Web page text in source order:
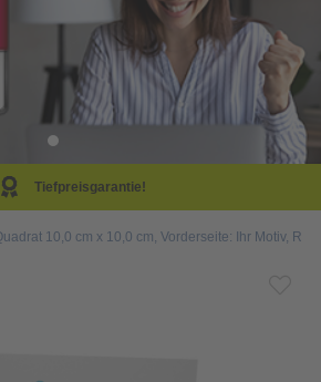
10,0 cm x 10,0 cm, Vorderseite: Ihr Motiv,